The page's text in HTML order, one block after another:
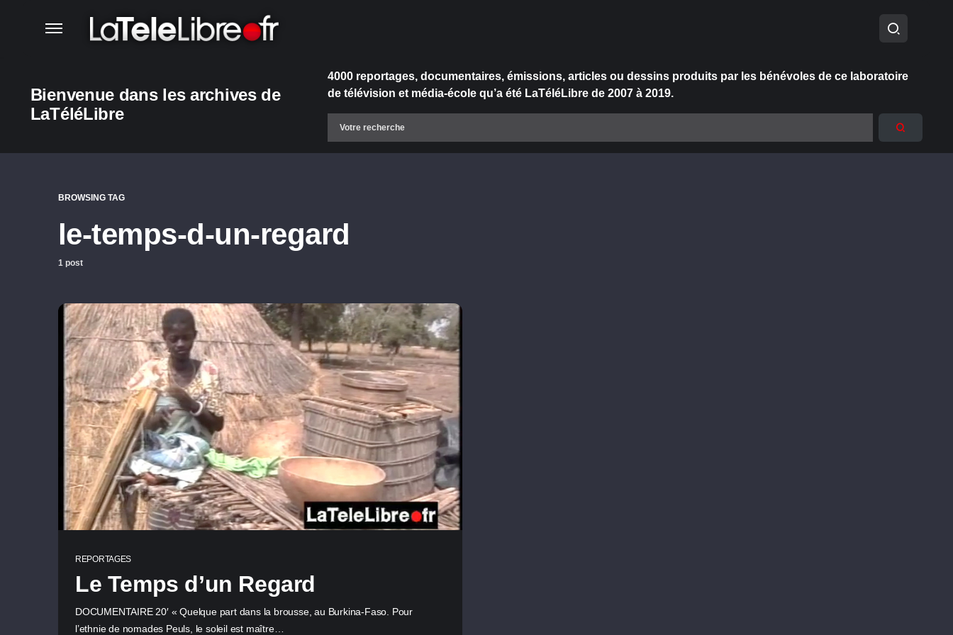
Bienvenue dans les archives de
LaTéléLibre
4000 reportages, documentaires, émissions, articles ou dessins produits par les bénévoles de ce laboratoire
de télévision et média-école qu’a été LaTéléLibre de 2007 à 2019.
BROWSING TAG
le-temps-d-un-regard
1 post
REPORTAGES
Le Temps d’un Regard
DOCUMENTAIRE 20′ « Quelque part dans la brousse, au Burkina-Faso. Pour
l’ethnie de nomades Peuls, le soleil est maître…